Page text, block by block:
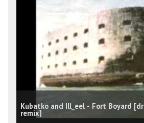
Kubatko and Ill_eel - Fort Boyard
remix]